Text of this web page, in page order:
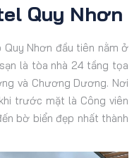
Quy Nhơn
Quy Nhơn đầu tiên nằm ở
là tòa nhà 24 tầng tọa
và Chương Dương. Nơi
trước mặt là Công viên
bờ biển đẹp nhất thành